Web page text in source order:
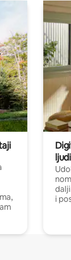
ljudi
i